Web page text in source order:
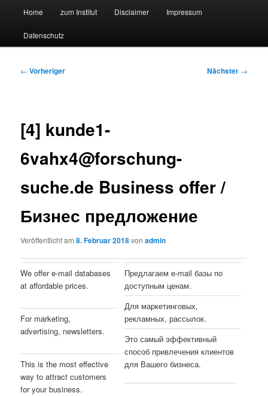
Suchmaschine Forschung und
Technologie
Zum
primären
Zum
sekundären
Home zum Institut Disclaimer Impressum
Datenschutz
Beitragsnavigation
← Vorheriger Nächster →
[4] kunde1-
6vahx4@forschung-
suche.de Business offer /
Бизнес предложение
Veröffentlicht am8. Februar 2018vonadmin
We offer e-mail databases
at affordable prices.
For marketing,
advertising, newsletters.
This is the most effective
way to attract customers
for your business.
Предлагаем e-mail базы по
доступным ценам.
Для маркетинговых,
рекламных, рассылок.
Это самый эффективный
способ привлечения клиентов
для Вашего бизнеса.